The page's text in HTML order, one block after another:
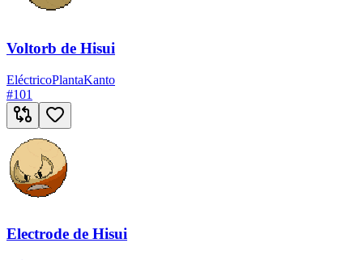
Voltorb de Hisui
EléctricoPlantaKanto
#101
Electrode de Hisui